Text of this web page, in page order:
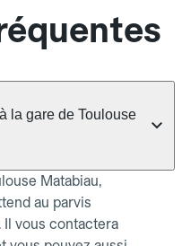
la gare de Toulouse
Matabiau,
au parvis
vous contactera